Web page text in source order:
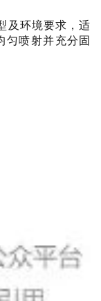
及环境要求，适
匀喷射并充分固